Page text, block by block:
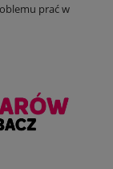
prać w